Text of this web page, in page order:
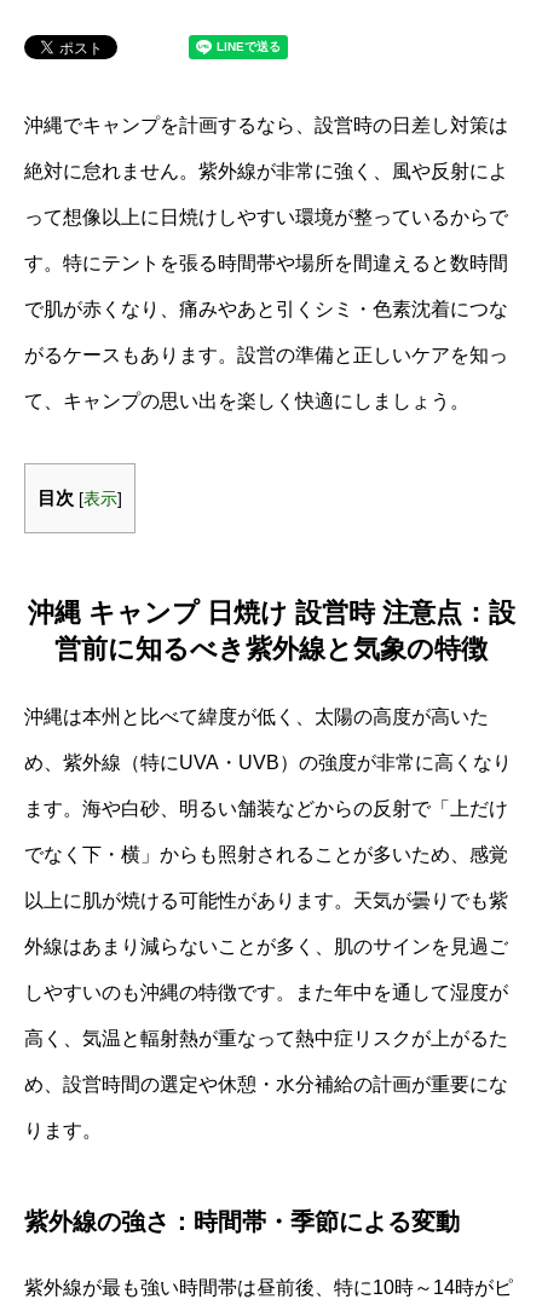
沖縄でキャンプを計画するなら、設営時の日差し対策は
絶対に怠れません。紫外線が非常に強く、風や反射によ
って想像以上に日焼けしやすい環境が整っているからで
す。特にテントを張る時間帯や場所を間違えると数時間
で肌が赤くなり、痛みやあと引くシミ・色素沈着につな
がるケースもあります。設営の準備と正しいケアを知っ
て、キャンプの思い出を楽しく快適にしましょう。
目次 [表示]
沖縄 キャンプ 日焼け 設営時 注意点：設
営前に知るべき紫外線と気象の特徴
沖縄は本州と比べて緯度が低く、太陽の高度が高いた
め、紫外線（特にUVA・UVB）の強度が非常に高くなり
ます。海や白砂、明るい舗装などからの反射で「上だけ
でなく下・横」からも照射されることが多いため、感覚
以上に肌が焼ける可能性があります。天気が曇りでも紫
外線はあまり減らないことが多く、肌のサインを見過ご
しやすいのも沖縄の特徴です。また年中を通して湿度が
高く、気温と輻射熱が重なって熱中症リスクが上がるた
め、設営時間の選定や休憩・水分補給の計画が重要にな
ります。
紫外線の強さ：時間帯・季節による変動
紫外線が最も強い時間帯は昼前後、特に10時～14時がピ